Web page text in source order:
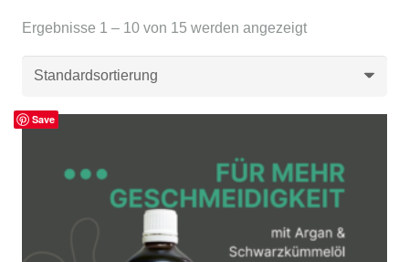
Ergebnisse 1 – 10 von 15 werden angezeigt
Save